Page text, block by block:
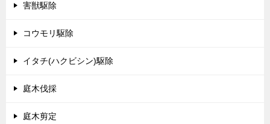
害獣駆除
コウモリ駆除
イタチ(ハクビシン)駆除
庭木伐採
庭木剪定